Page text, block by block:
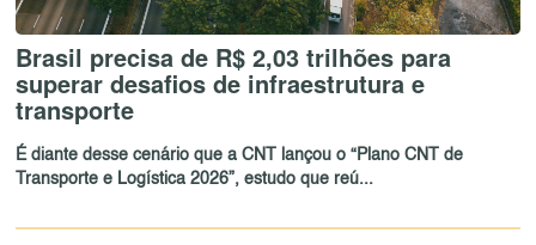
Brasil precisa de R$ 2,03 trilhões para
superar desafios de infraestrutura e
transporte
É diante desse cenário que a CNT lançou o “Plano CNT de
Transporte e Logística 2026”, estudo que reú...